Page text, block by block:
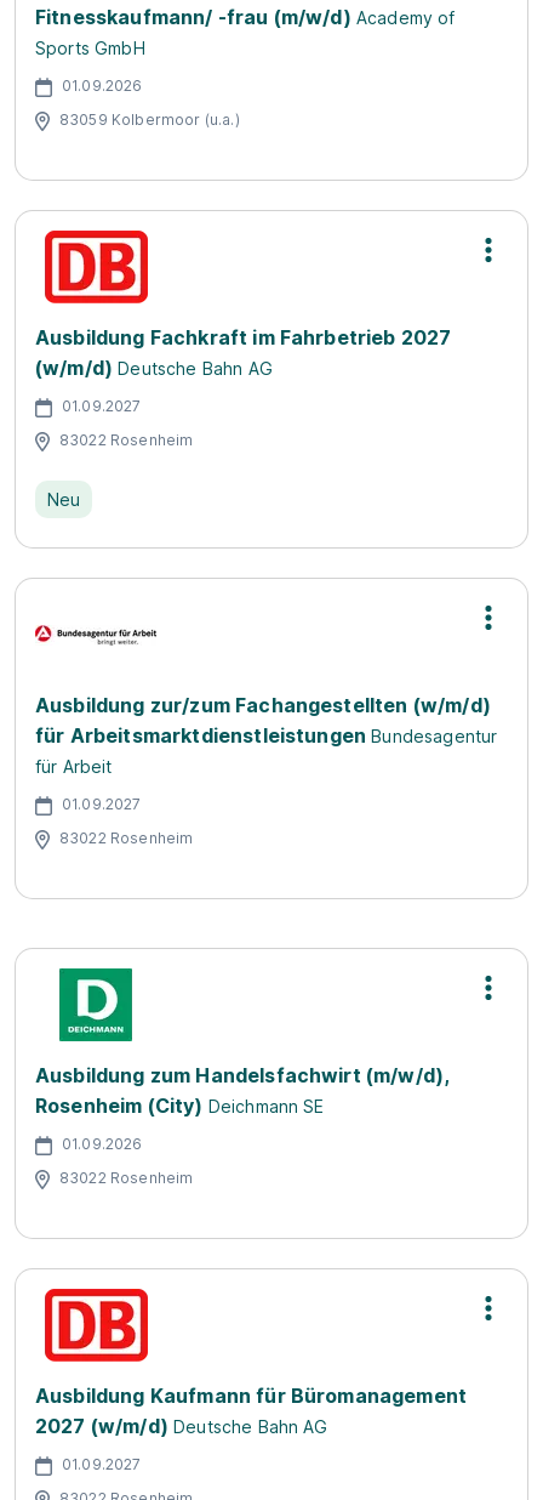
Fitnesskaufmann/ -frau (m/w/d) Academy of
Sports GmbH
01.09.2026
83059 Kolbermoor (u.a.)
Ausbildung Fachkraft im Fahrbetrieb 2027
(w/m/d) Deutsche Bahn AG
01.09.2027
83022 Rosenheim
Neu
Ausbildung zur/zum Fachangestellten (w/m/d)
für Arbeitsmarktdienstleistungen Bundesagentur
für Arbeit
01.09.2027
83022 Rosenheim
Ausbildung zum Handelsfachwirt (m/w/d),
Rosenheim (City) Deichmann SE
01.09.2026
83022 Rosenheim
Ausbildung Kaufmann für Büromanagement
2027 (w/m/d) Deutsche Bahn AG
01.09.2027